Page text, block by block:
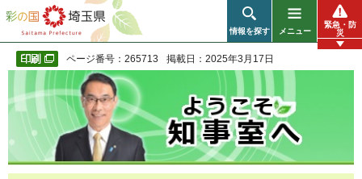
彩の国 埼玉県
情報を探す メニュー
緊急・防
災
ページ番号：265713 掲載日：2025年3月17日